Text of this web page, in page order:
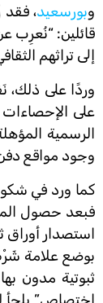
وبورسعيد،
قائلين: “نُعرِب
إلى تراثهم
وردًا على ذلك،
على الإحصاءات
الرسمية
وجود مواقع دفن
كما ورد في
فبعد حصول
بوضع علامة
ثبوتية مدون
اختصاص” يلجأ